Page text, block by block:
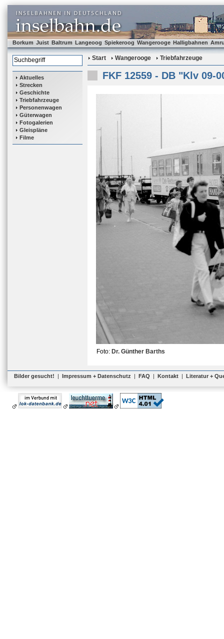
Borkum Juist Baltrum Langeoog Spiekeroog Wangerooge Halligbahnen
Aktuelles
Strecken
Geschichte
Triebfahrzeuge
Personenwagen
Güterwagen
Fotogalerien
Gleispläne
Filme
Start Wangerooge Triebfahrzeuge
FKF 12559 - DB "Klv 09-
Foto: Dr. Günther Barths
Bilder gesucht! | Impressum + Datenschutz | FAQ | Kontakt | Literatur +